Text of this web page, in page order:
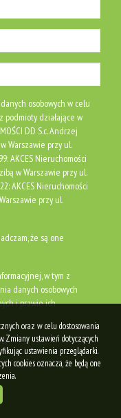
osobowych w celu
działające w
DD S.c. Andrzej
Warszawie przy ul.
AKCES Nieruchomości
w Warszawie przy ul.
AKCES Nieruchomości
przy ul.
że są one
w tym z
danych osobowych
i prawie ich
oraz w celu dostosowania
Zmiany ustawień dotyczących
ustawienia przeglądarki.
cookies oznacza, że będą one